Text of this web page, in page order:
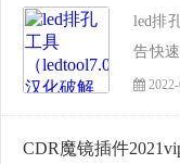
led排
告快
七彩
快速
时间